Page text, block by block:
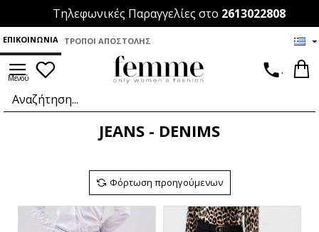
Τηλεφωνικές Παραγγελίες στο 2613022808
ΕΠΙΚΟΙΝΩΝΊΑ ΤΡΌΠΟΙ ΑΠΟΣΤΟΛΉΣ
.
JEANS - DENIMS
Φόρτωση προηγούμενων